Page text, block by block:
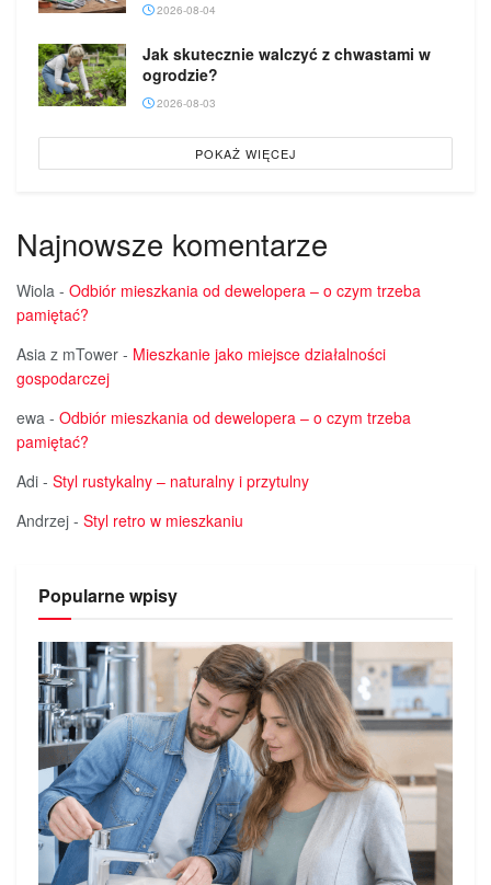
2026-08-04
Jak skutecznie walczyć z chwastami w
ogrodzie?
2026-08-03
POKAŻ WIĘCEJ
Najnowsze komentarze
Wiola - Odbiór mieszkania od dewelopera – o czym trzeba
pamiętać?
Asia z mTower - Mieszkanie jako miejsce działalności
gospodarczej
ewa - Odbiór mieszkania od dewelopera – o czym trzeba
pamiętać?
Adi - Styl rustykalny – naturalny i przytulny
Andrzej - Styl retro w mieszkaniu
Popularne wpisy